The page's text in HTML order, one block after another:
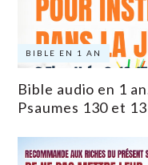
BIBLE EN 1 AN
Bible audio en 1
Psaumes 130 et